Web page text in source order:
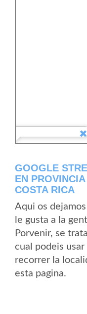
GOOGLE
EN
COSTA RICA
Aqui os
le gusta a la
Porvenir, se
cual podeis
recorrer la
esta pagina.